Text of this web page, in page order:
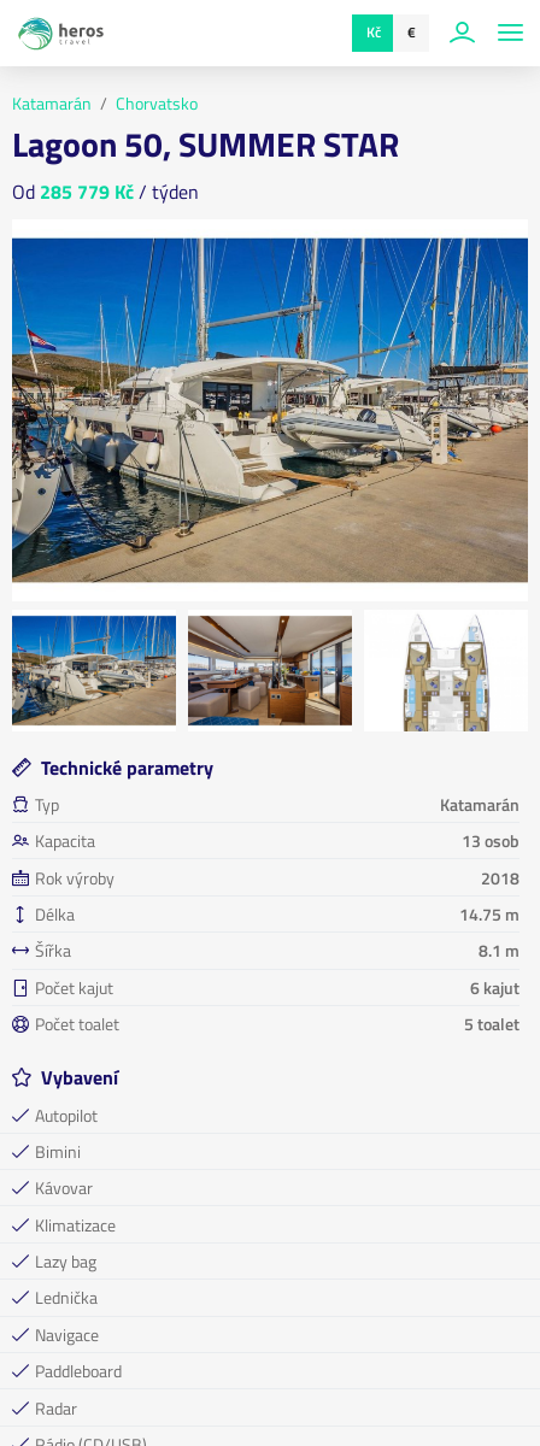
Kč €
Katamarán Chorvatsko
Lagoon 50, SUMMER STAR
Od 285 779 Kč/ týden
Technické parametry
Typ
Katamarán
Kapacita
13 osob
Rok výroby
2018
Délka
14.75 m
Šířka
8.1 m
Počet kajut
6 kajut
Počet toalet
5 toalet
Vybavení
Autopilot
Bimini
Kávovar
Klimatizace
Lazy bag
Lednička
Navigace
Paddleboard
Radar